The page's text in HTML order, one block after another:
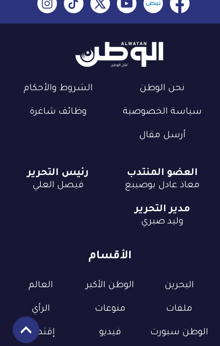
نحن الوطن الشروط والأحكام
سياسة الخصوصية وظائف شاغرة
أرسل مقال
الأقسام
البحرين الوطن الأكبر العالم
ملفات منوعات الرأي
الوطن سبورت فيديو إقتصاد
العضو المنتدب
معاذ عادل بوصيبع
رئيس التحرير
فيصل العلي
مدير التحرير
وليد صبري